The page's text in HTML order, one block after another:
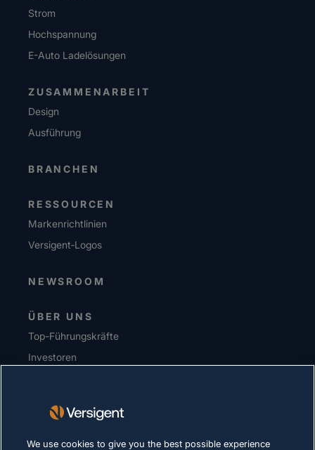
Strom
Hochspannung
E-Auto Ladelösungen
ZUSAMMENARBEIT
Design
Ausführung
BRANCHEN
RESSOURCEN
Markenrichtlinien
Versigent‑Logos
NEWSROOM
ÜBER UNS
Top-Führungskräfte
Investoren
We use cookies to give you the best possible experience